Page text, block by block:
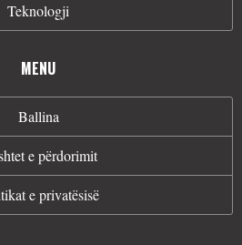
Teknologji
MENU
Ballina
e përdorimit
e privatësisë